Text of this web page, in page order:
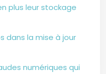
plus leur stockage
dans la mise à jour
numériques qui